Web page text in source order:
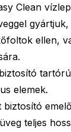
Clean
ellen,
elemek.
teljes